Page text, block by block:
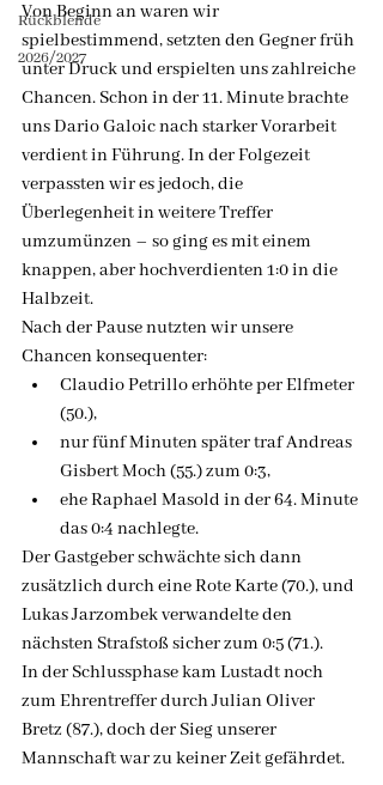
Rückblende
2026/2027
Von Beginn an waren wir
spielbestimmend, setzten den Gegner früh
unter Druck und erspielten uns zahlreiche
Chancen. Schon in der 11. Minute brachte
uns Dario Galoic nach starker Vorarbeit
verdient in Führung. In der Folgezeit
verpassten wir es jedoch, die
Überlegenheit in weitere Treffer
umzumünzen – so ging es mit einem
knappen, aber hochverdienten 1:0 in die
Halbzeit.
Nach der Pause nutzten wir unsere
Chancen konsequenter:
Claudio Petrillo erhöhte per Elfmeter
(50.),
nur fünf Minuten später traf Andreas
Gisbert Moch (55.) zum 0:3,
ehe Raphael Masold in der 64. Minute
das 0:4 nachlegte.
Der Gastgeber schwächte sich dann
zusätzlich durch eine Rote Karte (70.), und
Lukas Jarzombek verwandelte den
nächsten Strafstoß sicher zum 0:5 (71.).
In der Schlussphase kam Lustadt noch
zum Ehrentreffer durch Julian Oliver
Bretz (87.), doch der Sieg unserer
Mannschaft war zu keiner Zeit gefährdet.